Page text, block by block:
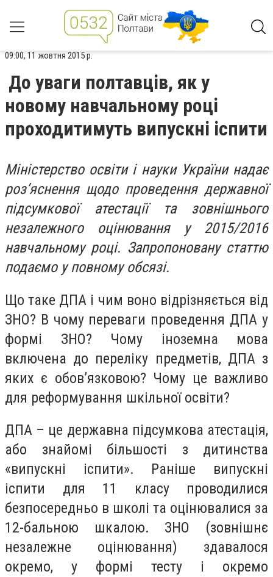
09:00, 11 жовтня 2015 р.
До уваги полтавців, як у
новому навчальному році
проходитимуть випускні іспити
Міністерство освіти і науки України надає
роз’яснення щодо проведення державної
підсумкової атестації та зовнішнього
незалежного оцінювання у 2015/2016
навчальному році. Запропоновану статтю
подаємо у повному обсязі.
Що таке ДПА і чим воно відрізняється від
ЗНО? В чому переваги проведення ДПА у
формі ЗНО? Чому іноземна мова
включена до переліку предметів, ДПА з
яких є обов’язковою? Чому це важливо
для реформування шкільної освіти?
ДПА – це державна підсумкова атестація,
або знайомі більшості з дитинства
«випускні іспити». Раніше випускні
іспити для 11 класу проводилися
безпосередньо в школі та оцінювалися за
12-бальною шкалою. ЗНО (зовнішнє
незалежне оцінювання) здавалося
окремо, у формі тесту і окремо